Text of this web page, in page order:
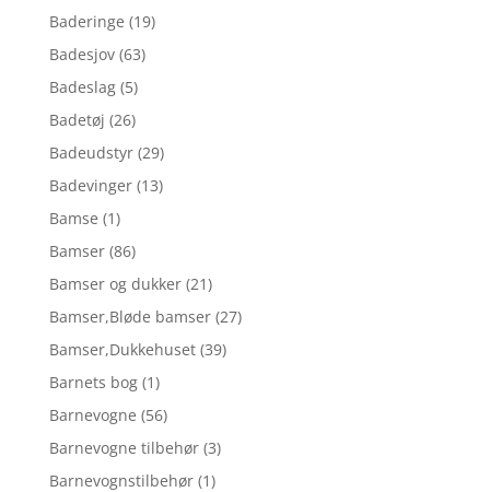
Baderinge (19)
Badesjov (63)
Badeslag (5)
Badetøj (26)
Badeudstyr (29)
Badevinger (13)
Bamse (1)
Bamser (86)
Bamser og dukker (21)
Bamser,Bløde bamser (27)
Bamser,Dukkehuset (39)
Barnets bog (1)
Barnevogne (56)
Barnevogne tilbehør (3)
Barnevognstilbehør (1)